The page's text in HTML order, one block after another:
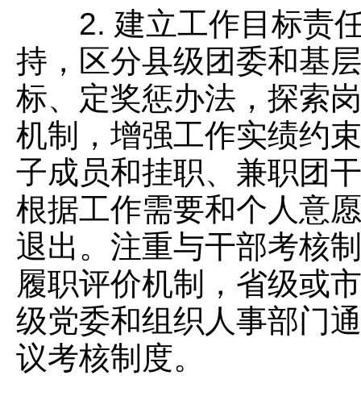
2. 建立工作目标责任
持，区分县级团委和基
标、定奖惩办法，探索
机制，增强工作实绩约
子成员和挂职、兼职团
根据工作需要和个人意
退出。注重与干部考核
履职评价机制，省级或
级党委和组织人事部门
议考核制度。